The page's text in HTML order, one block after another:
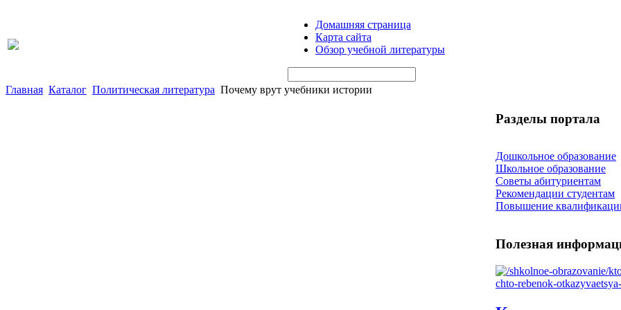
Домашняя страница
Карта сайта
Обзор учебной литературы
Главная Каталог Политическая литература Почему врут учебники истории
Разделы портала
Дошкольное образование
Школьное образование
Советы абитуриентам
Рекомендации студентам
Повышение
Полезная